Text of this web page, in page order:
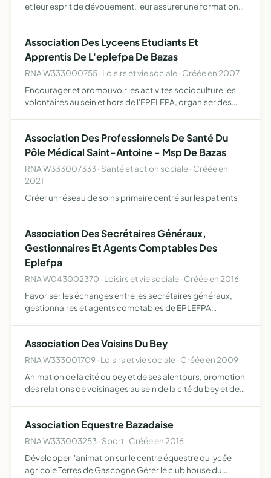
et leur esprit de dévouement, leur assurer une formation
Association Des Lyceens Etudiants Et
Apprentis De L'eplefpa De Bazas
RNA W333000755 · Loisirs et vie sociale · Créée en 2007
Encourager et promouvoir les activites socioculturelles
volontaires au sein et hors de l'EPELFPA, organiser des
Association Des Professionnels De Santé Du
Pôle Médical Saint-Antoine - Msp De Bazas
RNA W333007333 · Santé et action sociale · Créée en
2021
Créer un réseau de soins primaire centré sur les patients
Association Des Secrétaires Généraux,
Gestionnaires Et Agents Comptables Des
Eplefpa
RNA W043002370 · Loisirs et vie sociale · Créée en 2016
Favoriser les échanges entre les secrétaires généraux,
gestionnaires et agents comptables de EPLEFPA
secrétaires géné…
Association Des Voisins Du Bey
RNA W333001709 · Loisirs et vie sociale · Créée en 2009
Animation de la cité du bey et de ses alentours, promotion
des relations de voisinages au sein de la cité du bey et de
Association Equestre Bazadaise
RNA W333003253 · Sport · Créée en 2016
Développer l'animation sur le centre équestre du lycée
agricole Terres de Gascogne Gérer le club house du